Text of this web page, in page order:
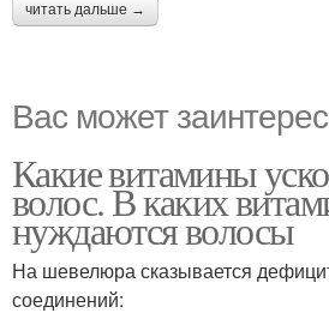
читать дальше →
Вас может
Какие витамины
волос. В каких
нуждаются волосы
На шевелюра сказывается
соединений: